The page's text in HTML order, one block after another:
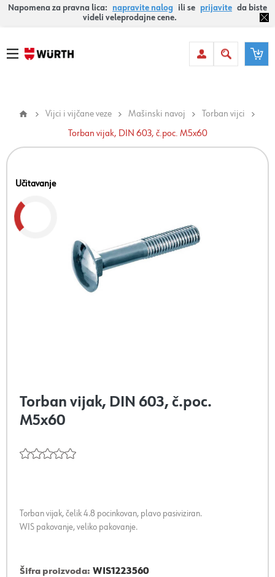
Napomena za pravna lica: napravite nalog ili se prijavite da biste
videli veleprodajne cene.
Vijci i vijčane veze Mašinski navoj
Torban vijci
Torban vijak, DIN 603, č.poc. M5x60
Učitavanje
Torban vijak, DIN 603, č.poc.
M5x60
Torban vijak, čelik 4.8 pocinkovan, plavo pasiviziran.
WIS pakovanje, veliko pakovanje.
Šifra proizvoda: WIS1223560